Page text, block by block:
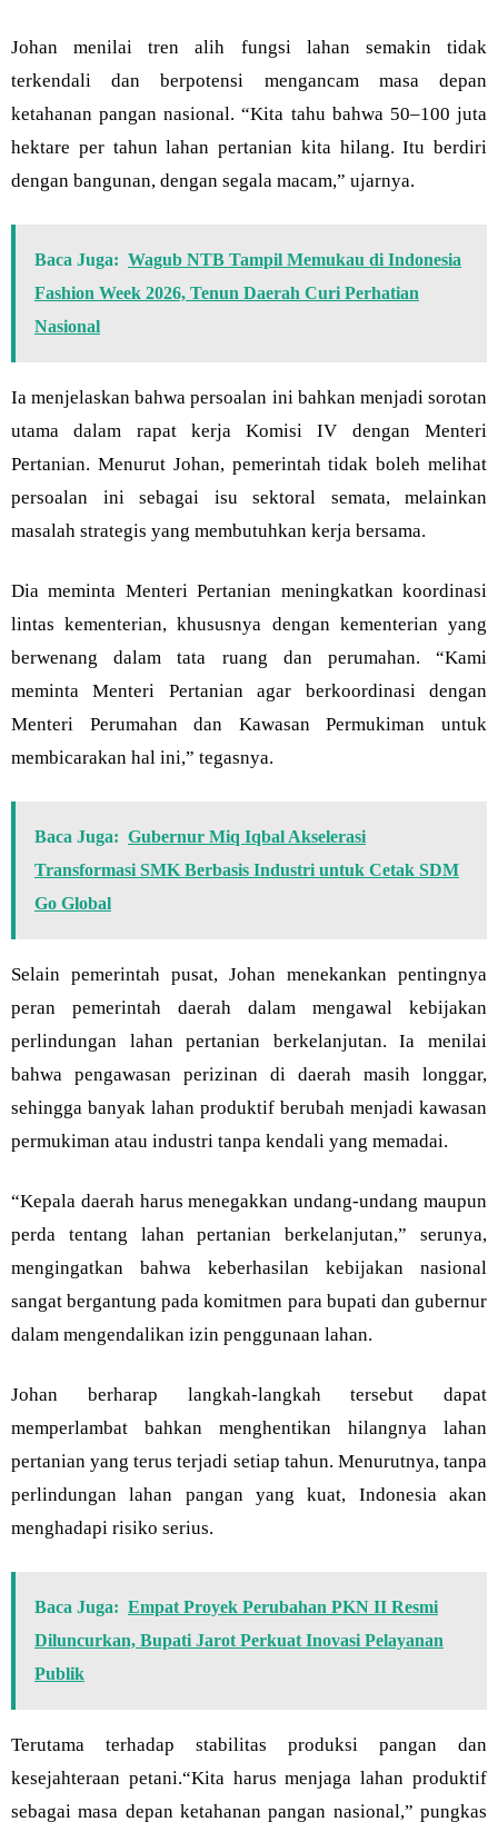
Johan menilai tren alih fungsi lahan semakin tidak
terkendali dan berpotensi mengancam masa depan
ketahanan pangan nasional. “Kita tahu bahwa 50–100 juta
hektare per tahun lahan pertanian kita hilang. Itu berdiri
dengan bangunan, dengan segala macam,” ujarnya.
Baca Juga: Wagub NTB Tampil Memukau di Indonesia
Fashion Week 2026, Tenun Daerah Curi Perhatian
Nasional
Ia menjelaskan bahwa persoalan ini bahkan menjadi sorotan
utama dalam rapat kerja Komisi IV dengan Menteri
Pertanian. Menurut Johan, pemerintah tidak boleh melihat
persoalan ini sebagai isu sektoral semata, melainkan
masalah strategis yang membutuhkan kerja bersama.
Dia meminta Menteri Pertanian meningkatkan koordinasi
lintas kementerian, khususnya dengan kementerian yang
berwenang dalam tata ruang dan perumahan. “Kami
meminta Menteri Pertanian agar berkoordinasi dengan
Menteri Perumahan dan Kawasan Permukiman untuk
membicarakan hal ini,” tegasnya.
Baca Juga: Gubernur Miq Iqbal Akselerasi
Transformasi SMK Berbasis Industri untuk Cetak SDM
Go Global
Selain pemerintah pusat, Johan menekankan pentingnya
peran pemerintah daerah dalam mengawal kebijakan
perlindungan lahan pertanian berkelanjutan. Ia menilai
bahwa pengawasan perizinan di daerah masih longgar,
sehingga banyak lahan produktif berubah menjadi kawasan
permukiman atau industri tanpa kendali yang memadai.
“Kepala daerah harus menegakkan undang-undang maupun
perda tentang lahan pertanian berkelanjutan,” serunya,
mengingatkan bahwa keberhasilan kebijakan nasional
sangat bergantung pada komitmen para bupati dan gubernur
dalam mengendalikan izin penggunaan lahan.
Johan berharap langkah-langkah tersebut dapat
memperlambat bahkan menghentikan hilangnya lahan
pertanian yang terus terjadi setiap tahun. Menurutnya, tanpa
perlindungan lahan pangan yang kuat, Indonesia akan
menghadapi risiko serius.
Baca Juga: Empat Proyek Perubahan PKN II Resmi
Diluncurkan, Bupati Jarot Perkuat Inovasi Pelayanan
Publik
Terutama terhadap stabilitas produksi pangan dan
kesejahteraan petani.“Kita harus menjaga lahan produktif
sebagai masa depan ketahanan pangan nasional,” pungkas